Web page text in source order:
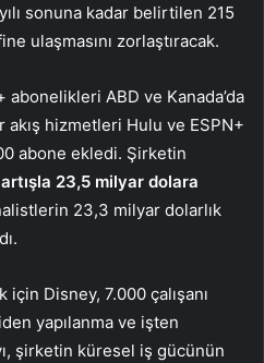
sonuna kadar belirtilen 215
ulaşmasını zorlaştıracak.
ABD ve Kanada’da
hizmetleri Hulu ve ESPN+
abone ekledi. Şirketin
23,5 milyar dolara
23,3 milyar dolarlık
için Disney, 7.000 çalışanı
yapılanma ve işten
şirketin küresel iş gücünün